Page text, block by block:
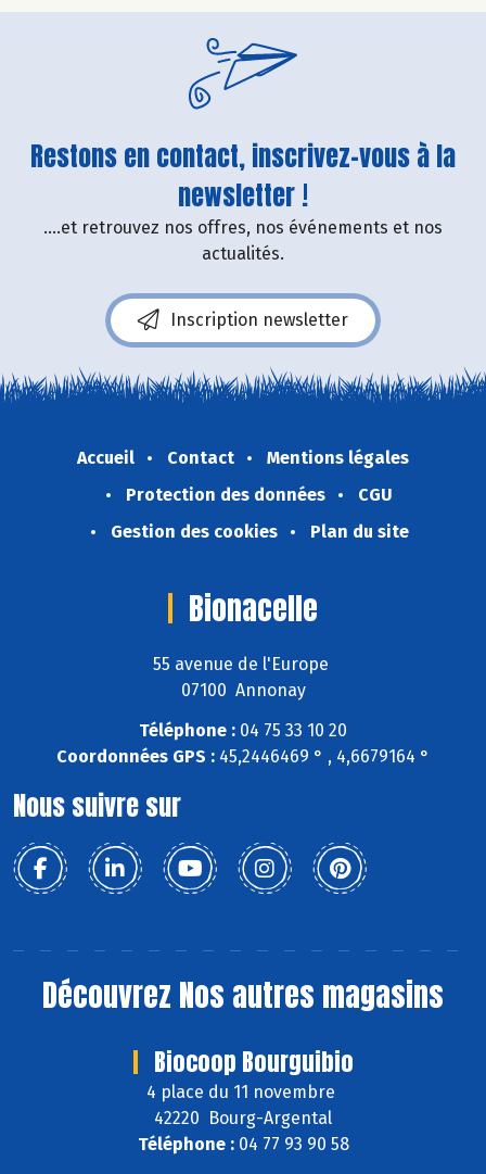
Restons en contact, inscrivez-vous à la
newsletter !
....et retrouvez nos offres, nos événements et nos
actualités.
Inscription newsletter
Accueil Contact
Mentions légales
Protection des données
CGU
Gestion des cookies
Plan du site
Bionacelle
55 avenue de l'Europe
07100 Annonay
Téléphone : 04 75 33 10 20
Coordonnées GPS : 45,2446469 ° , 4,6679164 °
Nous suivre sur
Découvrez Nos autres magasins
Biocoop Bourguibio
4 place du 11 novembre
42220 Bourg-Argental
Téléphone :04 77 93 90 58